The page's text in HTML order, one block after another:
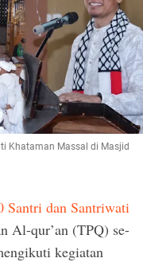
Khataman Massal di Masjid
Santri dan Santriwati
Al-qur’an (TPQ) se-
kegiatan